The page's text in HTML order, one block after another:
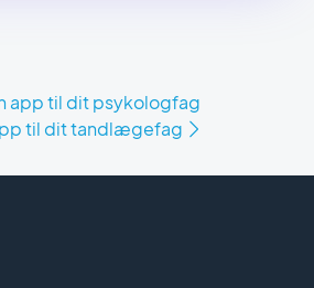
app til dit psykologfag
til dit tandlægefag